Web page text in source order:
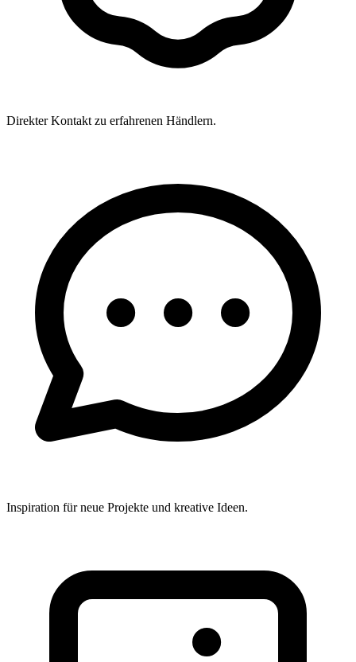
Direkter Kontakt zu erfahrenen Händlern.
Inspiration für neue Projekte und kreative Ideen.